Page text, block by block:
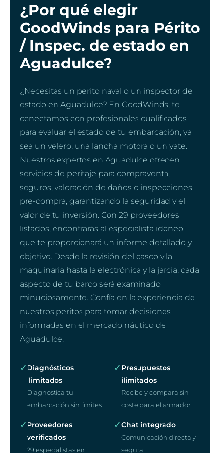
¿Por qué elegir
GoodWinds para Périto
/ Inspec. de estado en
Aguadulce?
¿Necesitas un perito naval o un inspector de
estado en Aguadulce? En GoodWinds, te
conectamos con profesionales cualificados
para evaluar el estado de tu embarcación, ya
sea un velero, una lancha motora o un yate.
Nuestros expertos en Aguadulce ofrecen
servicios de peritaje para compraventa,
seguros, valoración de daños o inspecciones
pre-compra, garantizando la seguridad y el
valor de tu inversión. Con 29 proveedores
listados, encontrarás al especialista idóneo
que te proporcionará un informe detallado y
objetivo. Desde la revisión del casco y la
maquinaria hasta la electrónica y la jarcia, cada
aspecto de tu barco será examinado
minuciosamente. Confía en la experiencia de
nuestros peritos para tomar decisiones
informadas en el mercado náutico de
Aguadulce.
✓ Diagnósticos
ilimitados
Diagnostica tu
embarcación sin límites
✓ Presupuestos
ilimitados
Recibe y compara sin
coste para el armador
✓ Proveedores
verificados
29 especialistas en
✓Chat integrado
Comunicación directa y
segura